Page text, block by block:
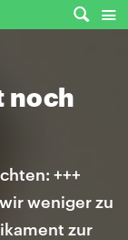
noch
+++
weniger zu
zur